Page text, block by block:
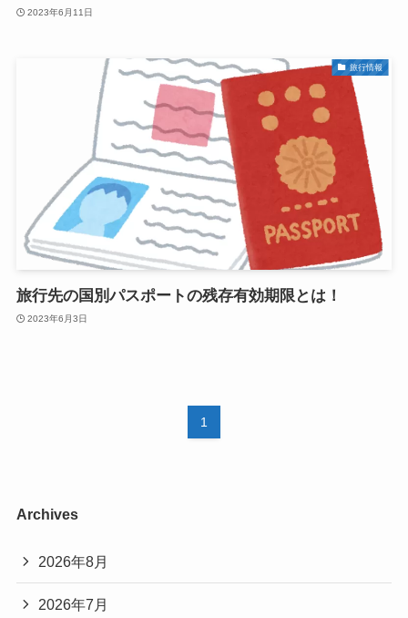
2023年6月11日
旅行情報
旅行先の国別パスポートの残存有効期限とは！
2023年6月3日
1
Archives
2026年8月
2026年7月